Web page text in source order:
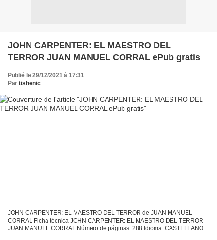
JOHN CARPENTER: EL MAESTRO DEL
TERROR JUAN MANUEL CORRAL ePub gratis
Publié le 29/12/2021 à 17:31
Par tishenic
JOHN CARPENTER: EL MAESTRO DEL TERROR de JUAN MANUEL
CORRAL Ficha técnica JOHN CARPENTER: EL MAESTRO DEL TERROR
JUAN MANUEL CORRAL Número de páginas: 288 Idioma: CASTELLANO